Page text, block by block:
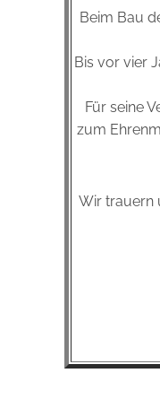
Beim Bau
Bis vor vier
Für seine
zum
Wir trauern